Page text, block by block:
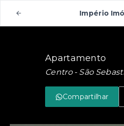
Império
Apartamento
Centro - São
Compartilhar